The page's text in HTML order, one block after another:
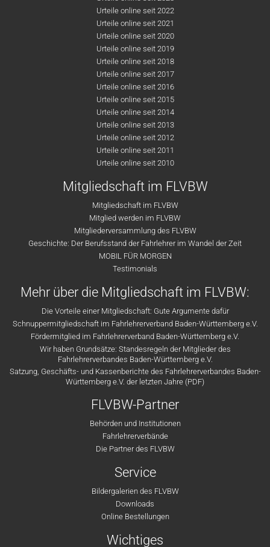
Urteile online seit 2022
Urteile online seit 2021
Urteile online seit 2020
Urteile online seit 2019
Urteile online seit 2018
Urteile online seit 2017
Urteile online seit 2016
Urteile online seit 2015
Urteile online seit 2014
Urteile online seit 2013
Urteile online seit 2012
Urteile online seit 2011
Urteile online seit 2010
Mitgliedschaft im FLVBW
Mitgliedschaft im FLVBW
Mitglied werden im FLVBW
Mitgliederversammlung des FLVBW
Geschichte: Der Berufsstand der Fahrlehrer im Wandel der Zeit
MOBIL FÜR MORGEN
Testimonials
Mehr über die Mitgliedschaft im FLVBW:
Die Vorteile einer Mitgliedschaft: Gute Argumente dafür
Schnuppermitgliedschaft im Fahrlehrerverband Baden-Württemberg e.V.
Fördermitglied im Fahrlehrerverband Baden-Württemberg e.V.
Wir haben Grundsätze: Standesregeln der Mitglieder des
Fahrlehrerverbandes Baden-Württemberg e.V.
Satzung, Geschäfts- und Kassenberichte des Fahrlehrerverbandes Baden-
Württemberg e.V. der letzten Jahre (PDF)
FLVBW-Partner
Behörden und Institutionen
Fahrlehrerverbände
Die Partner des FLVBW
Service
Bildergalerien des FLVBW
Downloads
Online Bestellungen
Wichtiges